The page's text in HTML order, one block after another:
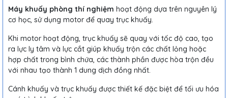
Máy khuấy phòng thí nghiệm hoạt động dựa trên nguyên lý
cơ học, sử dụng motor để quay trục khuấy.
Khi motor hoạt động, trục khuấy sẽ quay với tốc độ cao, tạo
ra lực ly tâm và lực cắt giúp khuấy trộn các chất lỏng hoặc
hợp chất trong bình chứa, các thành phần được hòa trộn đều
với nhau tạo thành 1 dung dịch đồng nhất.
Cánh khuấy và trục khuấy được thiết kế đặc biệt để tối ưu hóa